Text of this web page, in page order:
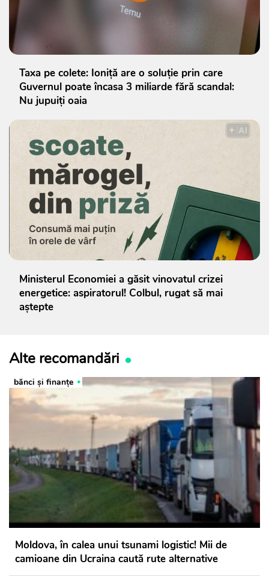
Taxa pe colete: Ioniță are o soluție prin care
Guvernul poate încasa 3 miliarde fără scandal:
Nu jupuiți oaia
Ministerul Economiei a găsit vinovatul crizei
energetice: aspiratorul! Colbul, rugat să mai
aștepte
Alte recomandări
bănci şi finanţe
Moldova, în calea unui tsunami logistic! Mii de
camioane din Ucraina caută rute alternative